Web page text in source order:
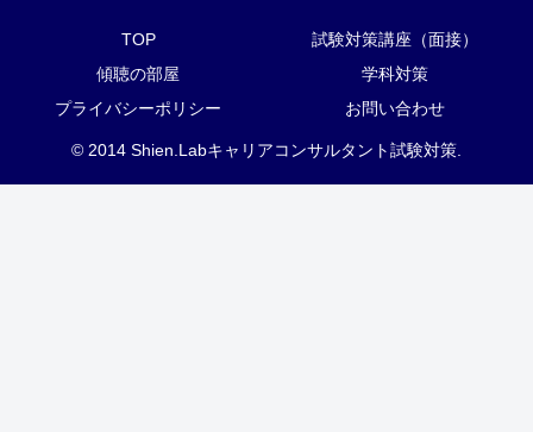
TOP
試験対策講座（面接）
傾聴の部屋
学科対策
プライバシーポリシー
お問い合わせ
© 2014 Shien.Labキャリアコンサルタント試験対策.